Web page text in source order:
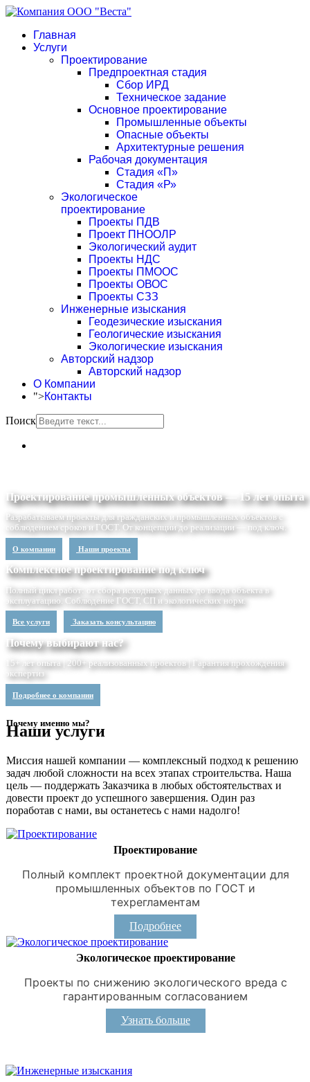
Главная
Услуги
Проектирование
Предпроектная стадия
Сбор ИРД
Техническое задание
Основное проектирование
Промышленные объекты
Опасные объекты
Архитектурные решения
Рабочая документация
Стадия «П»
Стадия «Р»
Экологическое
проектирование
Проекты ПДВ
Проект ПНООЛР
Экологический аудит
Проекты НДС
Проекты ПМООС
Проекты ОВОС
Проекты СЗЗ
Инженерные изыскания
Геодезические изыскания
Геологические изыскания
Экологические изыскания
Авторский надзор
Авторский надзор
О Компании
">Контакты
Поиск
Проектирование промышленных объектов — 15 лет опыта
Разрабатываем проекты для гражданских и промышленных объектов с
соблюдением сроков и ГОСТ. От концепции до реализации — под ключ.
О компании Наши проекты
Комплексное проектирование под ключ
Полный цикл работ: от сбора исходных данных до ввода объекта в
эксплуатацию. Соблюдение ГОСТ, СП и экологических норм.
Все услуги Заказать консультацию
Почему выбирают нас?
15+ лет опыта | 200+ реализованных проектов | Гарантия прохождения
экспертиз
Подробнее о компании
Почему именно мы?
Наши услуги
Миссия нашей компании — комплексный подход к решению
задач любой сложности на всех этапах строительства. Наша
цель — поддержать Заказчика в любых обстоятельствах и
довести проект до успешного завершения. Один раз
поработав с нами, вы останетесь с нами надолго!
Проектирование
Полный комплект проектной документации для
промышленных объектов по ГОСТ и
техрегламентам
Подробнее
Экологическое проектирование
Проекты по снижению экологического вреда с
гарантированным согласованием
Узнать больше